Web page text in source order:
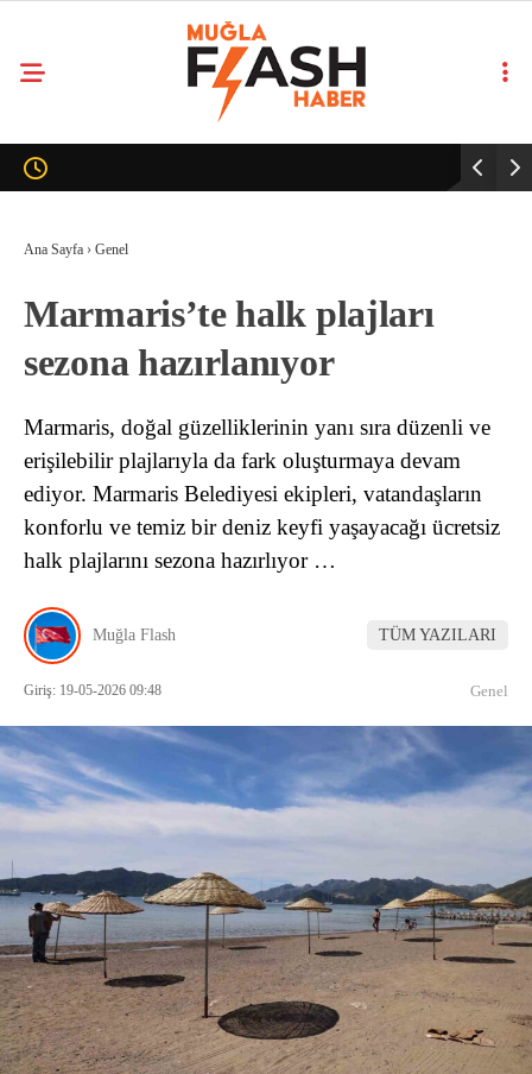
Ana Sayfa › Genel
Marmaris’te halk plajları
sezona hazırlanıyor
Marmaris, doğal güzelliklerinin yanı sıra düzenli ve
erişilebilir plajlarıyla da fark oluşturmaya devam
ediyor. Marmaris Belediyesi ekipleri, vatandaşların
konforlu ve temiz bir deniz keyfi yaşayacağı ücretsiz
halk plajlarını sezona hazırlıyor …
Muğla Flash TÜM YAZILARI
Giriş: 19-05-2026 09:48 Genel